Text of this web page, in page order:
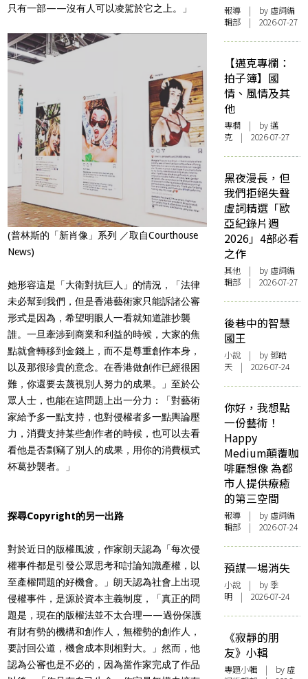
只有一部——沒有人可以凌駕於它之上。」
(普林斯的「新肖像」系列 ／取自Courthouse
News)
她形容這是「大衛對抗巨人」的情況，「法律
未必幫到我們，但是香港藝術家只能訴諸公審
形式是因為，希望明眼人一看就知道誰抄襲
誰。一旦牽涉到商業和利益的時候，大家的焦
點就會轉移到金錢上，而不是尊重創作本身，
以及那很珍貴的意念。在香港做創作已經很困
難，你還要去蔑視別人努力的成果。」至於公
眾人士，也能在這問題上出一分力：「對藝術
家給予多一點支持，也對侵權者多一點輿論壓
力，消費支持某些創作者的時候，也可以去看
看他是否剽竊了別人的成果，用你的消費模式
杯葛抄襲者。」
探尋Copyright的另一出路
對於近日的版權風波，作家朗天認為「每次侵
權事件都是引發公眾思考和討論知識產權，以
至產權問題的好機會。」朗天認為社會上出現
侵權事件，是源於資本主義制度，「真正的問
題是，現在的版權法並不太合理——過份保護
有財有勢的機構和創作人，無權勢的創作人，
要討回公道，機會成本則相對大。」然而，他
認為公審也是不必的，因為當作家完成了作品
報導 | by 虛詞編
輯部 | 2026-07-27
【邁克專欄：
拍子簿】國
情、風情及其
他
專欄 | by邁
克 | 2026-07-27
黑夜漫長，但
我們拒絕失聲
虛詞精選「歐
亞紀錄片週
2026」4部必看
之作
其他 | by 虛詞編
輯部 | 2026-07-27
後巷中的智慧
國王
小說 | by 鄧皓
天 | 2026-07-24
你好，我想點
一份藝術！
Happy
Medium顛覆咖
啡廳想像 為都
市人提供療癒
的第三空間
報導 | by 虛詞編
輯部 | 2026-07-24
預謀一場消失
小說 | by 季
明 | 2026-07-24
《寂靜的朋
友》小輯
專題小輯 | by 虛